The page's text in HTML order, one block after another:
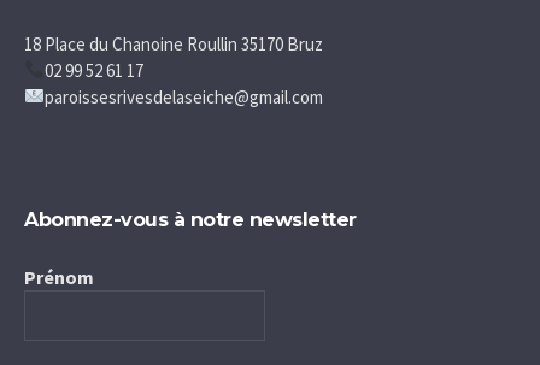
18 Place du Chanoine Roullin 35170 Bruz
02 99 52 61 17
paroissesrivesdelaseiche@gmail.com
Abonnez-vous à notre newsletter
Prénom